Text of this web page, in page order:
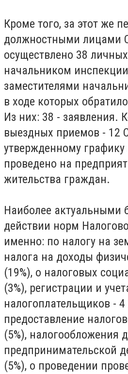
Кроме того, за этот же
должностными лицами
осуществлено 38
начальником
заместителями
в ходе которых
Из них: 38 - заявления.
выездных приемов - 12
утвержденному
проведено на
жительства граждан.
Наиболее актуальными
действии норм
именно: по налогу на
налога на доходы
(19%), о налоговых
(3%), регистрации и
налогоплательщиков - 4
предоставление
(5%), налогообложения
предпринимательской
(5%), о проведении